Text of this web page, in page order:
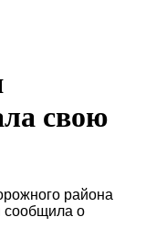
свою
района
сообщила о